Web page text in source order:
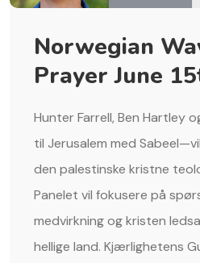
Norwegian
Prayer June
Hunter Farrell, Ben Hartley
til Jerusalem med
den palestinske kristne
Panelet vil fokusere på
medvirkning og kristen
hellige land. Kjærlighetens